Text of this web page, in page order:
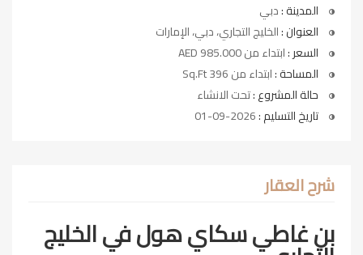
المدينة :دبي
العنوان :الخليج التجاري، دبي، الإمارات
السعر :ابتداء من AED 985.000
المساحة :ابتداء من 396 Sq.Ft
حالة المشروع :تحت الانشاء
تاريخ التسليم :2026-09-01
شرح العقار
بن غاطي سكاي هول في الخليج